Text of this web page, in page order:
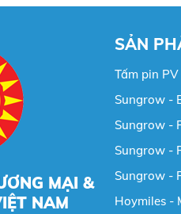
MẠI &
NAM
SẢN
Tấm pin PV
Sungrow -
Sungrow -
Sungrow -
Sungrow -
Hoymiles -